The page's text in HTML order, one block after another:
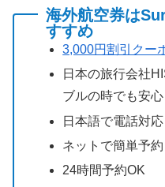
海外航空券は
すすめ
3,000円割引クー
日本の旅行会社
ブルの時でも安心
日本語で電話対応
ネットで簡単予約
24時間予約OK